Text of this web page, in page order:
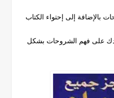
بالإضافة إلى إحتواء الكتاب
على فهم الشروحات بشكل